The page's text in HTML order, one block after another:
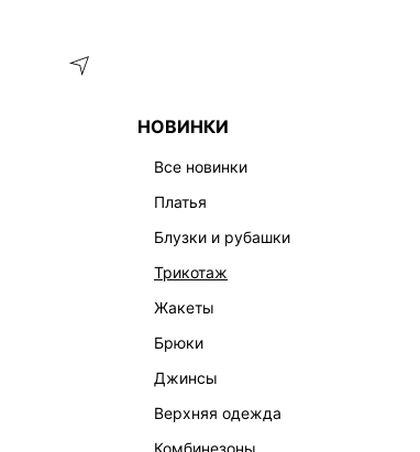
НОВИНКИ
все новинки
платья
блузки и рубашки
трикотаж
жакеты
брюки
джинсы
верхняя одежда
комбинезоны
ОДЕЖДА